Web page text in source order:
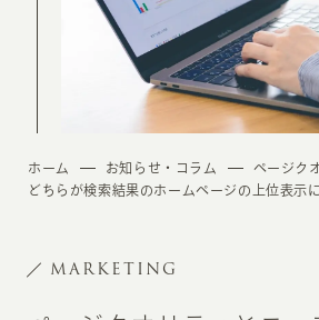
ホーム お知らせ・コラム
ページク
どちらが検索結果のホームページの上位表示
MARKETING